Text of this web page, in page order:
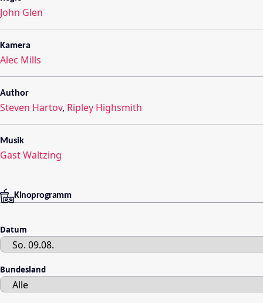
John Glen
Kamera
Alec Mills
Author
Steven Hartov, Ripley Highsmith
Musik
Gast Waltzing
Kinoprogramm
Datum
Bundesland